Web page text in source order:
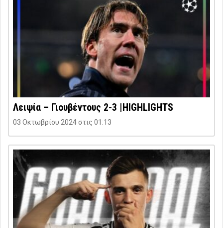
Λειψία – Γιουβέντους 2-3 |HIGHLIGHTS
03 Οκτωβρίου 2024 στις 01:13